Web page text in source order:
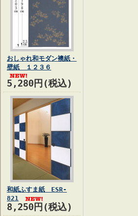
おしゃれ和モダン襖紙・
壁紙 １２３６
5,280円(税込)
和紙ふすま紙 ESR-
821
8,250円(税込)